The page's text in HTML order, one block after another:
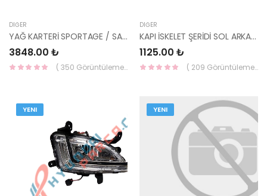
DIĞER
YAĞ KARTERİ SPORTAGE / SANTAFE 2009-2012 21520-2F010-HMC
3848.00 ₺
( 350 Görüntüleme )
DIĞER
KAPI İSKELET ŞERİDİ SOL ARKA TUCSON 2015- STİCKER 86381-D3000-HMC
1125.00 ₺
( 209 Görüntüleme )
YENI YENI